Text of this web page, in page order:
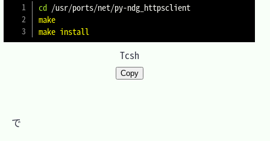
cd
/usr/ports/net/py-ndg_httpsclient
make
make install
Tcsh
Copy
で